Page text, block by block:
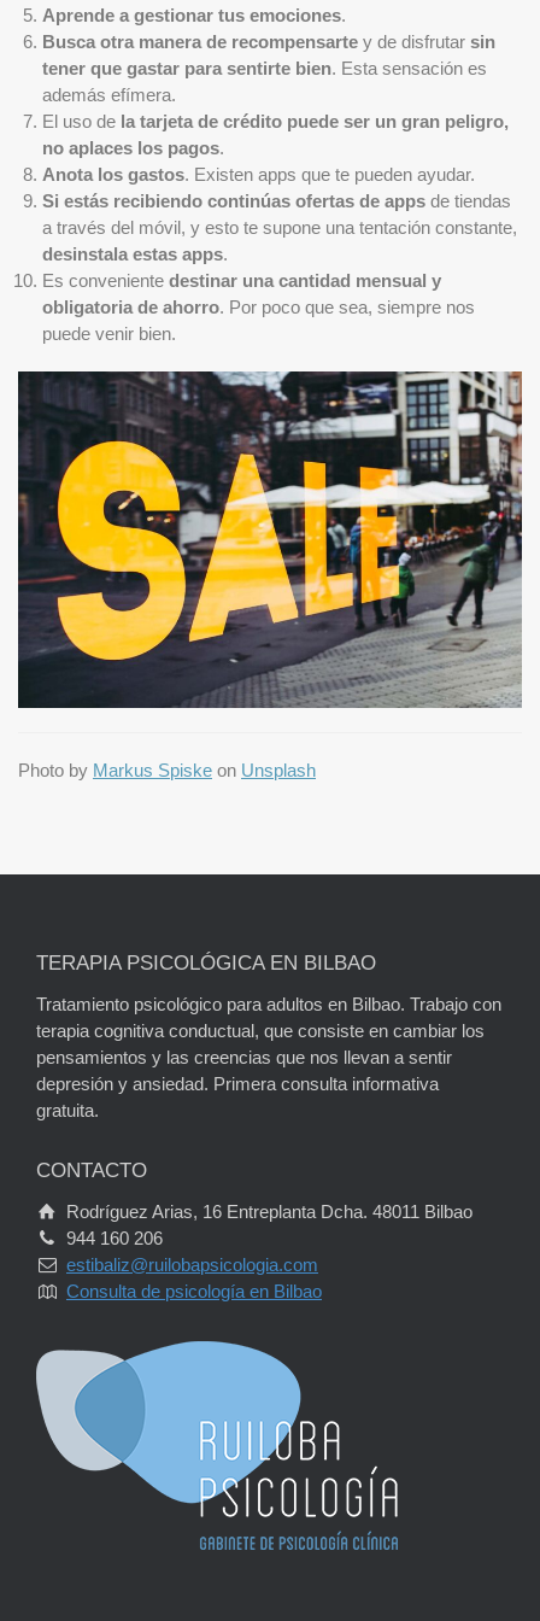
Aprende a gestionar tus emociones.
Busca otra manera de recompensarte y de disfrutar sin
tener que gastar para sentirte bien. Esta sensación es
además efímera.
El uso de la tarjeta de crédito puede ser un gran peligro,
no aplaces los pagos.
Anota los gastos. Existen apps que te pueden ayudar.
Si estás recibiendo continúas ofertas de apps de tiendas
a través del móvil, y esto te supone una tentación constante,
desinstala estas apps.
Es conveniente destinar una cantidad mensual y
obligatoria de ahorro. Por poco que sea, siempre nos
puede venir bien.
Photo by Markus Spiske on Unsplash
TERAPIA PSICOLÓGICA EN BILBAO
Tratamiento psicológico para adultos en Bilbao. Trabajo con
terapia cognitiva conductual, que consiste en cambiar los
pensamientos y las creencias que nos llevan a sentir
depresión y ansiedad. Primera consulta informativa
gratuita.
CONTACTO
Rodríguez Arias, 16 Entreplanta Dcha. 48011 Bilbao
944 160 206
estibaliz@ruilobapsicologia.com
Consulta de psicología en Bilbao